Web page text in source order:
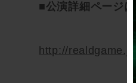
■公演詳細ページ
http://